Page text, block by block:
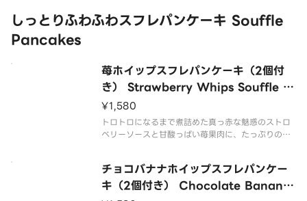
しっとりふわふわスフレパンケーキ Souffle
Pancakes
苺ホイップスフレパンケーキ（2個付
き） Strawberry Whips Souffle P
ancake
¥1,580
トロトロになるまで煮詰めた真っ赤な魅惑のストロ
ベリーソースと甘酸っぱい苺果肉に、たっぷりのホ
パンケーキの上にホイップクリームやソースなどを
トッピングしてお召し上がりください。
チョコバナナホイップスフレパンケー
キ（2個付き） Chocolate Banana